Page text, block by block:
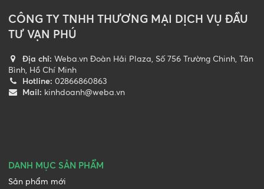
CÔNG TY TNHH THƯƠNG MẠI DỊCH VỤ ĐẦU
TƯ VẠN PHÚ
Địa chỉ:Weba.vn Đoàn Hải Plaza, Số 756 Trường Chinh, Tân
Bình, Hồ Chí Minh
Hotline:02866860863
Mail: kinhdoanh@weba.vn
DANH MỤC SẢN PHẨM
Sản phẩm mới